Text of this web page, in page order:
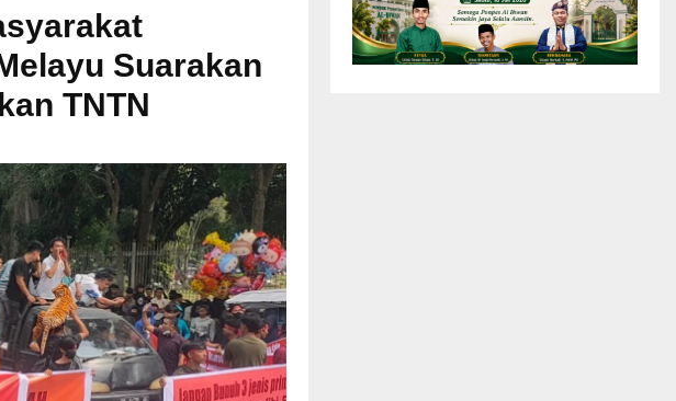
Suarakan
TNTN